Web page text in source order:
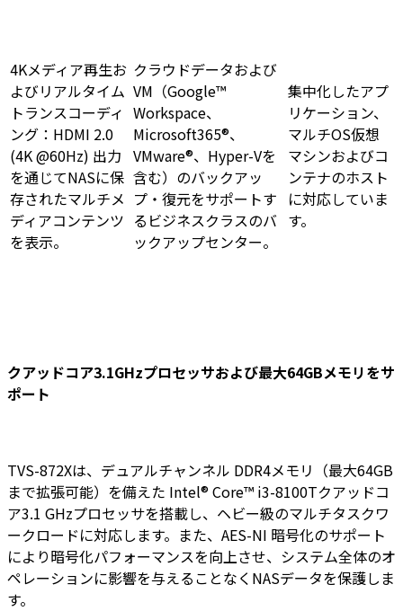
4Kメディア再生お
よびリアルタイム
トランスコーディ
ング：HDMI 2.0
(4K @60Hz) 出力
を通じてNASに保
存されたマルチメ
ディアコンテンツ
を表示。
クラウドデータおよび
VM（Google™
Workspace、
Microsoft365®、
VMware®、Hyper-Vを
含む）のバックアッ
プ・復元をサポートす
るビジネスクラスのバ
ックアップセンター。
集中化したアプ
リケーション、
マルチOS仮想
マシンおよびコ
ンテナのホスト
に対応していま
す。
クアッドコア3.1GHzプロセッサおよび最大64GBメモリをサ
ポート
TVS-872Xは、デュアルチャンネル DDR4メモリ（最大64GB
まで拡張可能）を備えた Intel® Core™ i3-8100Tクアッドコ
ア3.1 GHzプロセッサを搭載し、ヘビー級のマルチタスクワ
ークロードに対応します。また、AES-NI 暗号化のサポート
により暗号化パフォーマンスを向上させ、システム全体のオ
ペレーションに影響を与えることなくNASデータを保護しま
す。